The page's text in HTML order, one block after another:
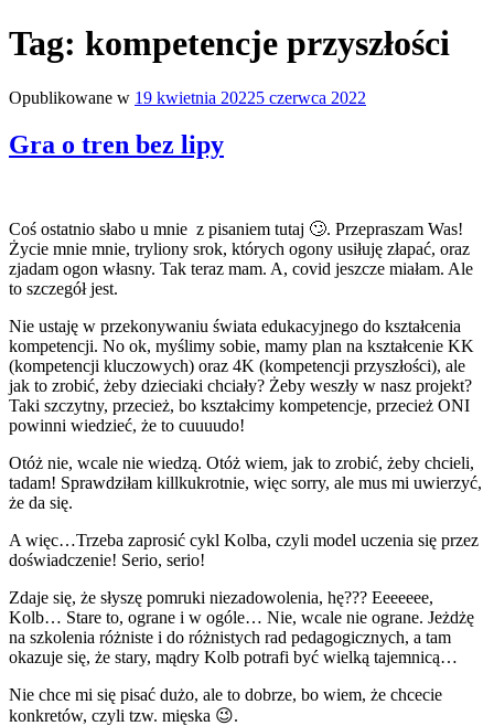
Tag: kompetencje przyszłości
Opublikowane w 19 kwietnia 20225 czerwca 2022
Gra o tren bez lipy
Coś ostatnio słabo u mnie z pisaniem tutaj 🙄. Przepraszam Was!
Życie mnie mnie, tryliony srok, których ogony usiłuję złapać, oraz
zjadam ogon własny. Tak teraz mam. A, covid jeszcze miałam. Ale
to szczegół jest.
Nie ustaję w przekonywaniu świata edukacyjnego do kształcenia
kompetencji. No ok, myślimy sobie, mamy plan na kształcenie KK
(kompetencji kluczowych) oraz 4K (kompetencji przyszłości), ale
jak to zrobić, żeby dzieciaki chciały? Żeby weszły w nasz projekt?
Taki szczytny, przecież, bo kształcimy kompetencje, przecież ONI
powinni wiedzieć, że to cuuuudo!
Otóż nie, wcale nie wiedzą. Otóż wiem, jak to zrobić, żeby chcieli,
tadam! Sprawdziłam killkukrotnie, więc sorry, ale mus mi uwierzyć,
że da się.
A więc…Trzeba zaprosić cykl Kolba, czyli model uczenia się przez
doświadczenie! Serio, serio!
Zdaje się, że słyszę pomruki niezadowolenia, hę??? Eeeeeee,
Kolb… Stare to, ograne i w ogóle… Nie, wcale nie ograne. Jeżdżę
na szkolenia różniste i do różnistych rad pedagogicznych, a tam
okazuje się, że stary, mądry Kolb potrafi być wielką tajemnicą…
Nie chce mi się pisać dużo, ale to dobrze, bo wiem, że chcecie
konkretów, czyli tzw. mięska 😉.